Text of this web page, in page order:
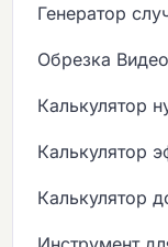
Генератор
Обрезка Видео
Калькулятор
Калькулятор
Калькулятор